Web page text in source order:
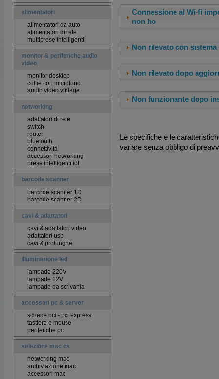
alimentatori
alimentatori da auto
alimentatori di rete
multiprese intelligenti
monitor & periferiche audio
video
monitor desktop
cuffie con microfono
audio video vintage
networking
adattatori di rete
switch
router
bluetooth
connettività
accessori networking
prese intelligenti iot
barcode scanner
barcode scanner 1D
barcode scanner 2D
cavi & adattatori
cavi & adattatori video
adattatori usb
cavi & prolunghe
illuminazione led
lampade 220V
lampade 12V
lampade da scrivania
accessori pc & server
schede pci - pci express
tastiere e mouse
periferiche pc
selezione mac os
networking mac
archiviazione mac
accessori mac
Connessione al Wi-fi
non ho
Non rilevato con
Non rilevato dopo
Non funzionante dopo
Le specifiche e le
variare senza obbligo di